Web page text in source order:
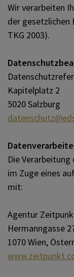
Wir verarbeiten
der gesetzlichen
TKG 2003).
Kapitelplatz 2
5020 Salzburg
Die
im Zuge eines
mit:
Agentur
Hermanngasse
1070 Wien,